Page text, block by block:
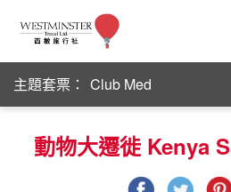
主題套票：
Club Med
新酒店系列
新酒店系列
動物大遷徙 Kenya